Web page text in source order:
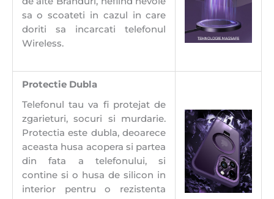
sa o scoateti in cazul in care
doriti sa incarcati telefonul
Wireless.
Protectie Dubla
Telefonul tau va fi protejat de
zgarieturi, socuri si murdarie.
Protectia este dubla, deoarece
aceasta husa acopera si partea
din fata a telefonului, si
contine si o husa de silicon in
interior pentru o rezistenta